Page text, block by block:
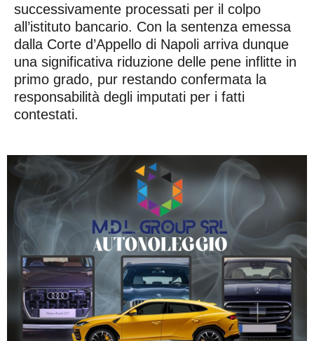
successivamente processati per il colpo
all’istituto bancario. Con la sentenza emessa
dalla Corte d’Appello di Napoli arriva dunque
una significativa riduzione delle pene inflitte in
primo grado, pur restando confermata la
responsabilità degli imputati per i fatti
contestati.